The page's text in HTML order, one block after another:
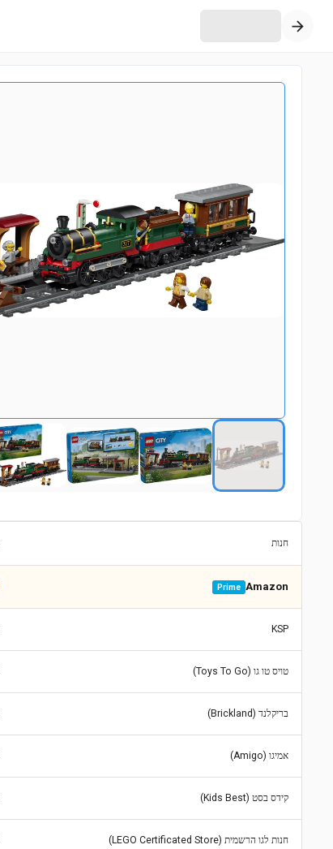
חנות
Amazon
Prime
KSP
טויס טו גו (Toys To Go)
בריקלנד (Brickland)
אמיגו (Amigo)
קידס בסט (Kids Best)
חנות לגו הרשמית (LEGO Certificated Store)